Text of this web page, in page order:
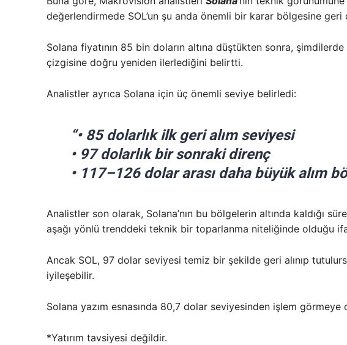
değerlendirmede SOL’un şu anda önemli bir karar bölgesine
Solana fiyatının 85 bin doların altına düştükten sonra,
çizgisine doğru yeniden ilerlediğini belirtti.
Analistler ayrıca Solana için üç önemli seviye belirledi:
“• 85 dolarlık ilk geri alım seviyesi
• 97 dolarlık bir sonraki direnç
• 117–126 dolar arası daha büyük alım
Analistler son olarak, Solana’nın bu bölgelerin altında kaldığı
aşağı yönlü trenddeki teknik bir toparlanma niteliğinde olduğu
Ancak SOL, 97 dolar seviyesi temiz bir şekilde geri alınıp
iyileşebilir.
Solana yazım esnasında 80,7 dolar seviyesinden işlem görmeye
*Yatırım tavsiyesi değildir.